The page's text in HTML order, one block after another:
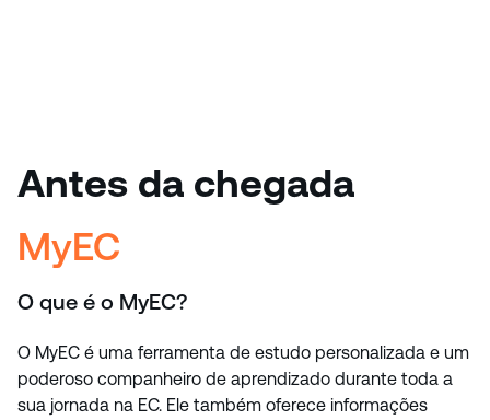
Antes da chegada
MyEC
O que é o MyEC?
O MyEC é uma ferramenta de estudo personalizada e um
poderoso companheiro de aprendizado durante toda a
sua jornada na EC. Ele também oferece informações